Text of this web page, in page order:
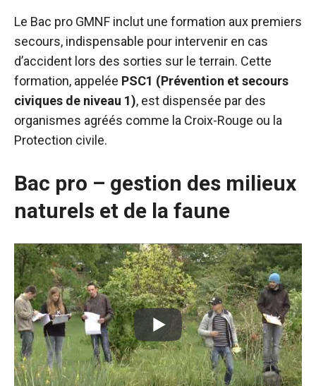
Le Bac pro GMNF inclut une formation aux premiers
secours, indispensable pour intervenir en cas
d’accident lors des sorties sur le terrain. Cette
formation, appelée PSC1 (Prévention et secours
civiques de niveau 1), est dispensée par des
organismes agréés comme la Croix-Rouge ou la
Protection civile.
Bac pro – gestion des milieux
naturels et de la faune